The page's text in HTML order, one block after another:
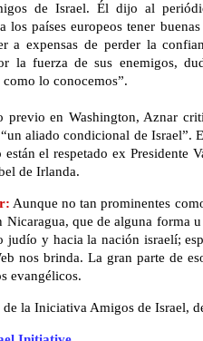
de Israel. Él dijo al
los países europeos tener
a expensas de perder la
la fuerza de sus enemigos,
como lo conocemos”.
previo en Washington, Aznar
aliado condicional de Israel”.
el respetado ex Presidente
de Irlanda.
Aunque no tan prominentes
Nicaragua, que de alguna forma
judío y hacia la nación israelí;
nos brinda. La gran parte de
evangélicos.
la Iniciativa Amigos de Israel,